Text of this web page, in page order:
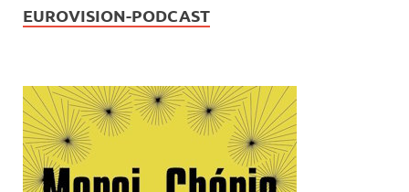
EUROVISION-PODCAST